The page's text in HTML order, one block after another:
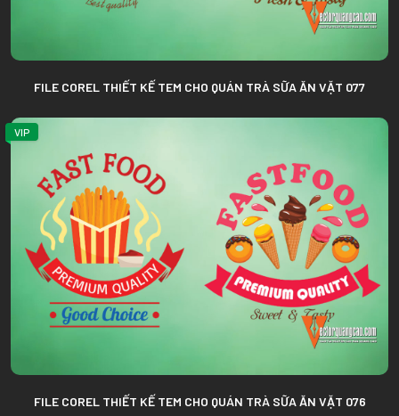
FILE COREL THIẾT KẾ TEM CHO QUÁN TRÀ SỮA ĂN VẶT 077
VIP
FILE COREL THIẾT KẾ TEM CHO QUÁN TRÀ SỮA ĂN VẶT 076